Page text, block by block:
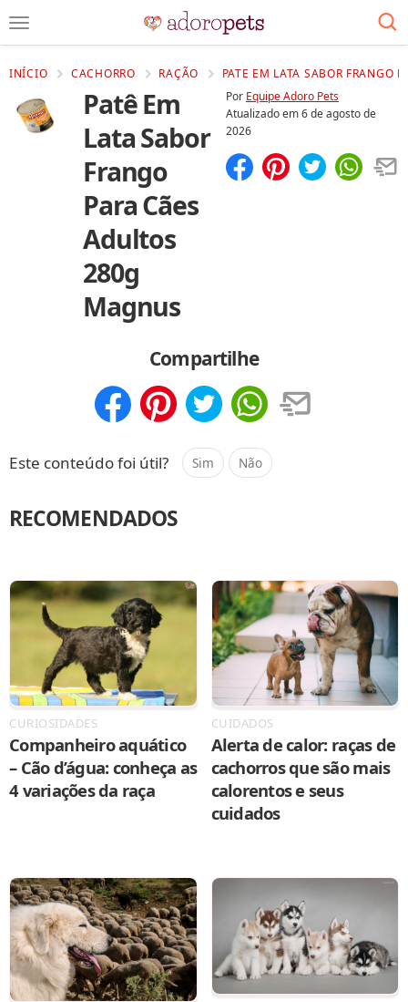
INÍCIO CACHORRO RAÇÃO PATE EM LATA SABOR FRANGO
Patê Em
Lata Sabor
Frango
Para Cães
Adultos
280g
Magnus
Por Equipe Adoro Pets
Atualizado em6 de agosto de
2026
Compartilhe
Este conteúdo foi útil? Sim Não
RECOMENDADOS
CURIOSIDADES
Companheiro aquático
– Cão d’água: conheça as
4 variações da raça
CUIDADOS
Alerta de calor: raças de
cachorros que são mais
calorentos e seus
cuidados